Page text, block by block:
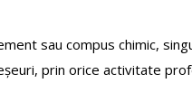
sau compus chimic,
prin orice activitate